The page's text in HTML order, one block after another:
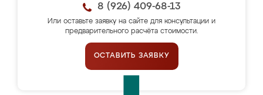
8 (926) 409-68-13
Или оставьте заявку на сайте для консультации и
предварительного расчёта стоимости.
ОСТАВИТЬ ЗАЯВКУ